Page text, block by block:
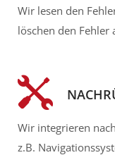
Wir lesen den
löschen den Fehler
Wir integrieren
z.B.